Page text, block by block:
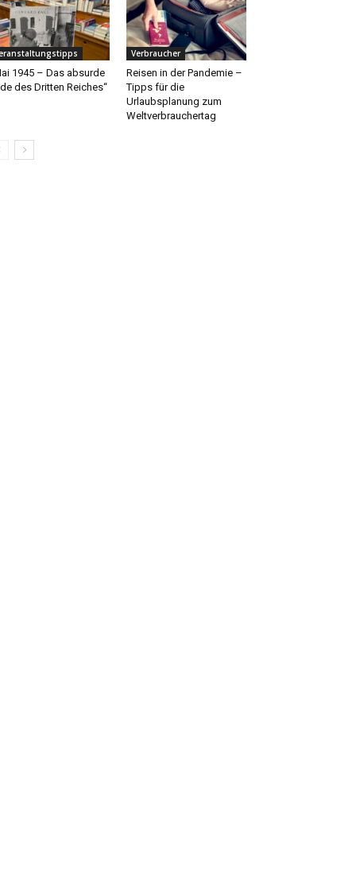
1945 – Das absurde
des Dritten Reiches“
Verbraucher
Reisen in der Pandemie –
Tipps für die
Urlaubsplanung zum
Weltverbrauchertag